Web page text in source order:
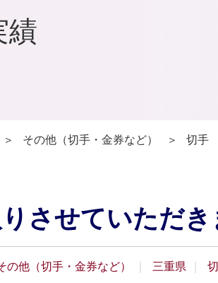
績
＞ その他（切手・金券など） ＞ 切手
させていただき
の他（切手・金券など） 三重県